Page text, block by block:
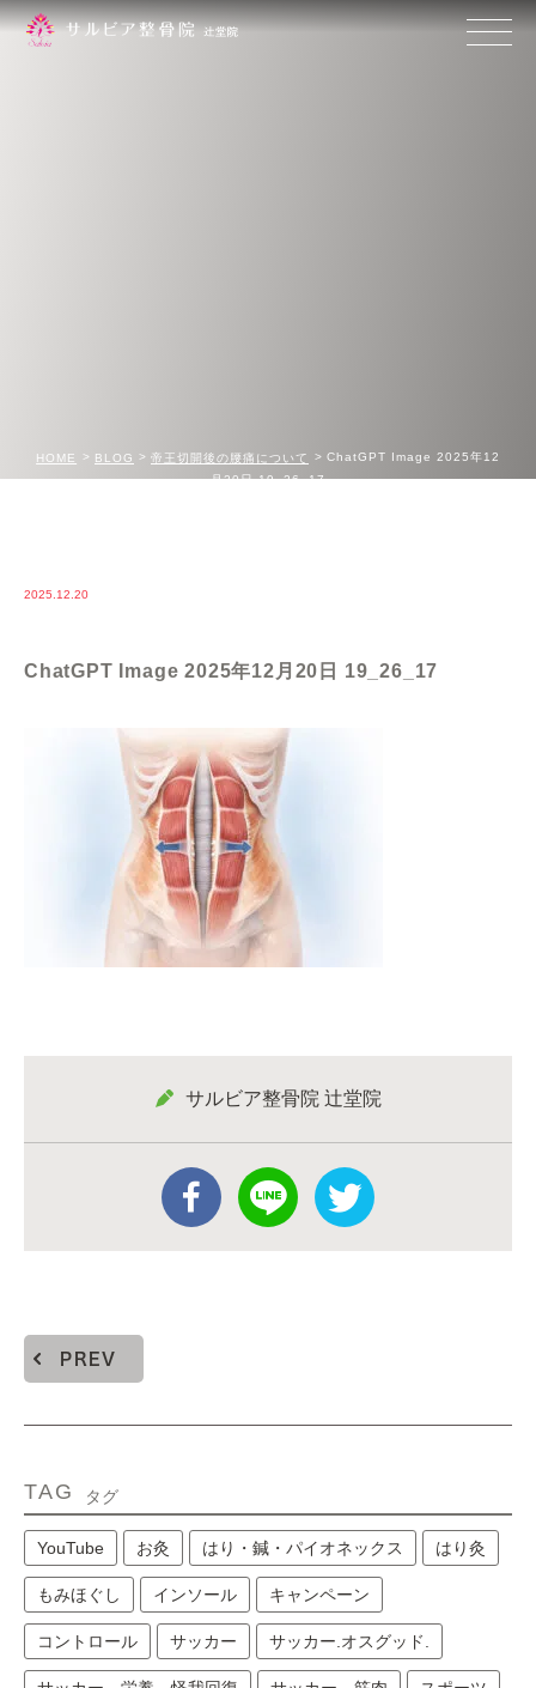
HOME BLOG 帝王切開後の腰痛について
ChatGPT Image 2025年12
月20日 19_26_17
2025.12.20
ChatGPT Image 2025年12月20日 19_26_17
サルビア整骨院 辻堂院
PREV
TAG タグ
YouTube お灸 はり・鍼・パイオネックス はり灸
もみほぐし インソール キャンペーン
コントロール サッカー サッカー.オスグッド.